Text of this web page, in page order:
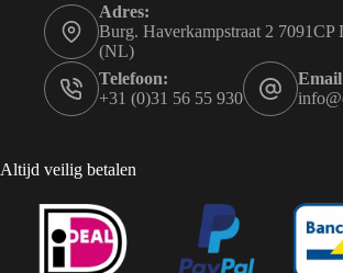
Adres:
Burg. Haverkampstraat 2 7091CP
(NL)
Telefoon:
+31 (0)31 56 55 930
Altijd veilig betalen